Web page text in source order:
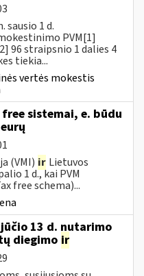
sausio 1 d.
PVM[1]
96 straipsnio 1 dalies 4
tiekia...
vertės mokestis
sistemai, e. būdu
(VMI) ir Lietuvos
1 d., kai PVM
free schema)...
13 d. nutarimo
diegimo ir